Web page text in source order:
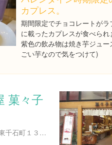
カプレス。
期間限定でチョコレートがラ
に載ったカプレスが食べら
紫色の飲み物は焼き芋ジュー
ごい芋なので気をつけて)
菓々子
鹿児島県鹿児島市東千石町１３-１４